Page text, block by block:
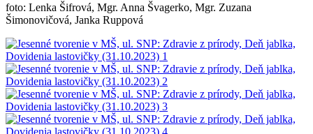
foto: Lenka Šifrová, Mgr. Anna Švagerko, Mgr. Zuzana
Šimonovičová, Janka Ruppová